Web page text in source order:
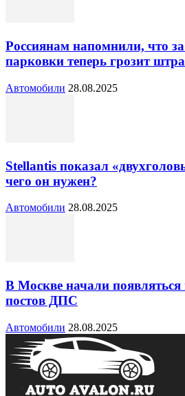
Россиянам напомнили, что
парковки теперь грозит
Автомобили 28.08.2025
Stellantis показал
чего он нужен?
Автомобили 28.08.2025
В Москве начали
постов ДПС
Автомобили 28.08.2025